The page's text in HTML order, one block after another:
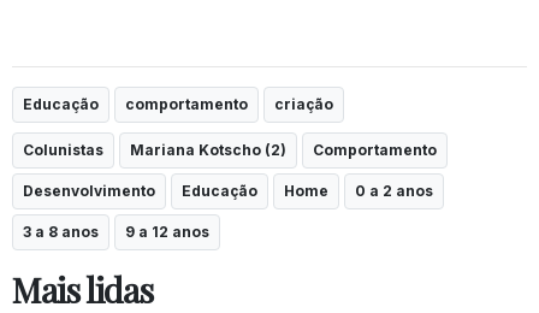
Educação comportamento criação
Colunistas Mariana Kotscho (2) Comportamento
Desenvolvimento Educação Home 0 a 2 anos
3 a 8 anos 9 a 12 anos
Mais lidas